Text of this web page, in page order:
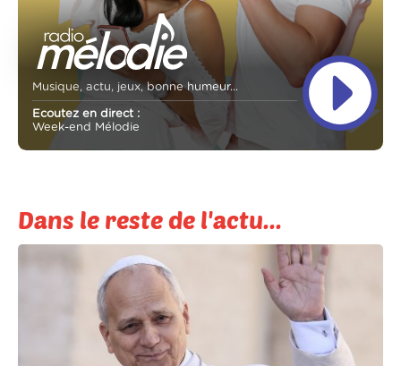
Musique, actu, jeux, bonne humeur...
Ecoutez en direct :
Week-end Mélodie
Dans le reste de l'actu...